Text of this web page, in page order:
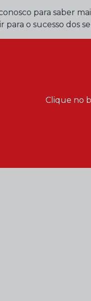
para saber
o sucesso dos
Clique no